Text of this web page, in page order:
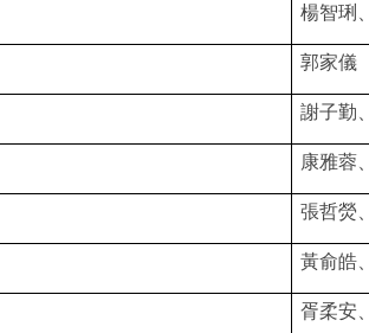
楊智琍
郭家儀
謝子勤
康雅蓉
張哲熒
黃俞皓
胥柔安